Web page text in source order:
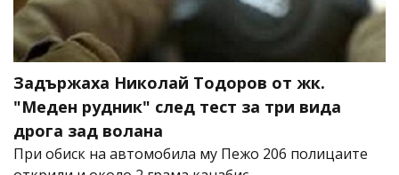
Задържаха Николай Тодоров от жк.
"Меден рудник" след тест за три вида
дрога зад волана
При обиск на автомобила му Пежо 206 полицаите